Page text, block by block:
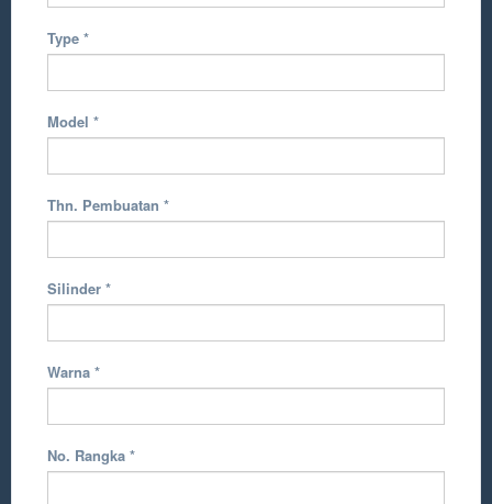
Type *
Model *
Thn. Pembuatan *
Silinder *
Warna *
No. Rangka *